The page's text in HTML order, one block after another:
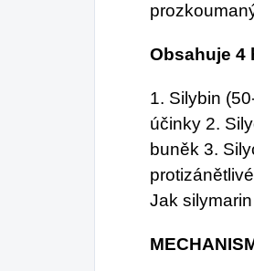
Obsahuje 4
1. Silybin
účinky 2.
buněk 3.
Jak